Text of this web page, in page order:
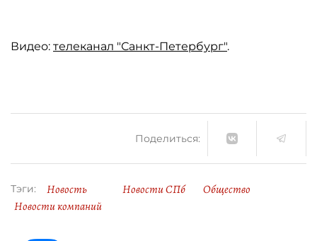
Видео: телеканал "Санкт-Петербург".
Поделиться:
Тэги: Новость Новости СПб
Общество
Новости компаний